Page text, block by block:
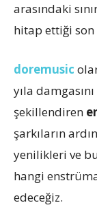
arasındaki
hitap ettiği son
doremusic
yıla
şekillendiren
şarkıların
yenilikleri ve
hangi
edeceğiz.